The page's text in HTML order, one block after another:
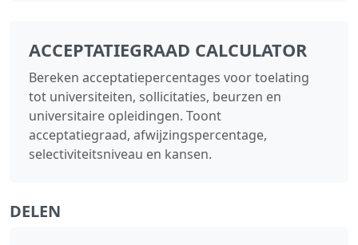
ACCEPTATIEGRAAD CALCULATOR
Bereken acceptatiepercentages voor toelating
tot universiteiten, sollicitaties, beurzen en
universitaire opleidingen. Toont
acceptatiegraad, afwijzingspercentage,
selectiviteitsniveau en kansen.
DELEN